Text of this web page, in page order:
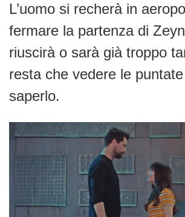
L’uomo si recherà in
fermare la partenza di
riuscirà o sarà già troppo
resta che vedere le
saperlo.